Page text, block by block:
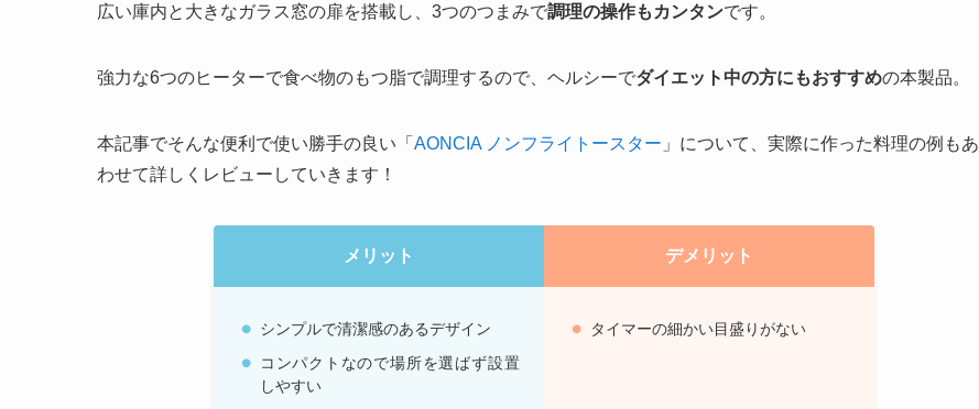
広い庫内と大きなガラス窓の扉を搭載し、3つのつまみで調理の操作もカンタンです。
強力な6つのヒーターで食べ物のもつ脂で調理するので、ヘルシーでダイエット中の方にもおすすめの本製品。
本記事でそんな便利で使い勝手の良い「 AONCIA ノンフライトースター 」について、実際に作った料理の例もあ
わせて詳しくレビューしていきます！
メリット デメリット
シンプルで清潔感のあるデザイン
コンパクトなので場所を選ばず設置
しやすい
タイマーの細かい目盛りがない